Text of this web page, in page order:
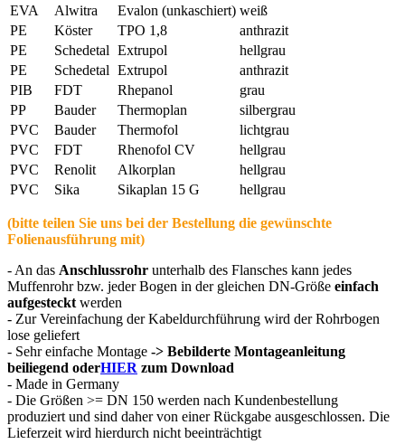
EVA
Alwitra Evalon (unkaschiert) weiß
PE
Köster TPO 1,8
anthrazit
PE
Schedetal Extrupol
hellgrau
PE
Schedetal Extrupol
anthrazit
PIB
FDT Rhepanol
grau
PP
Bauder Thermoplan
silbergrau
PVC
Bauder Thermofol
lichtgrau
PVC
FDT Rhenofol CV
hellgrau
PVC
Renolit Alkorplan
hellgrau
PVC
Sika Sikaplan 15 G hellgrau
(bitte teilen Sie uns bei der Bestellung die gewünschte
Folienausführung mit)
- An das Anschlussrohr unterhalb des Flansches kann jedes
Muffenrohr bzw. jeder Bogen in der gleichen DN-Größe einfach
aufgesteckt werden
- Zur Vereinfachung der Kabeldurchführung wird der Rohrbogen
lose geliefert
- Sehr einfache Montage -> Bebilderte Montageanleitung
beiliegend oderHIER zum Download
- Made in Germany
- Die Größen >= DN 150 werden nach Kundenbestellung
produziert und sind daher von einer Rückgabe ausgeschlossen. Die
Lieferzeit wird hierdurch nicht beeinträchtigt